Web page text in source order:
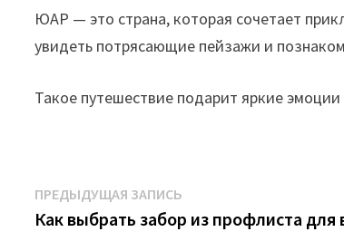
ЮАР — это страна, которая сочетает
увидеть потрясающие пейзажи и
Такое путешествие подарит яркие
Навигация
по
ПРЕДЫДУЩАЯ ЗАПИСЬ
запись:
Как выбрать забор из профлиста для